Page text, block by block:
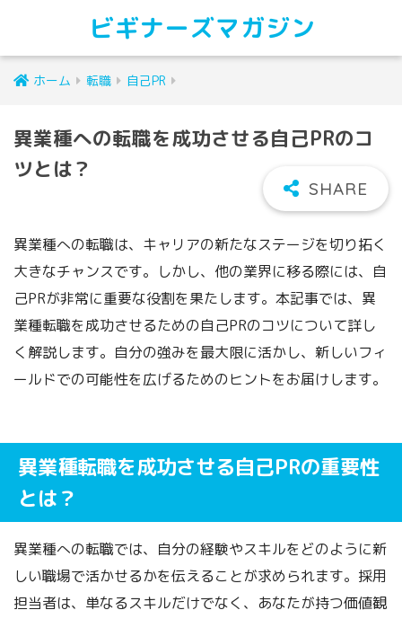
ビギナーズマガジン
ホーム 転職 自己PR
異業種への転職を成功させる自己PRのコ
ツとは？
異業種への転職は、キャリアの新たなステージを切り拓く
大きなチャンスです。しかし、他の業界に移る際には、自
己PRが非常に重要な役割を果たします。本記事では、異
業種転職を成功させるための自己PRのコツについて詳し
く解説します。自分の強みを最大限に活かし、新しいフィ
ールドでの可能性を広げるためのヒントをお届けします。
異業種転職を成功させる自己PRの重要性
とは？
異業種への転職では、自分の経験やスキルをどのように新
しい職場で活かせるかを伝えることが求められます。採用
担当者は、単なるスキルだけでなく、あなたが持つ価値観